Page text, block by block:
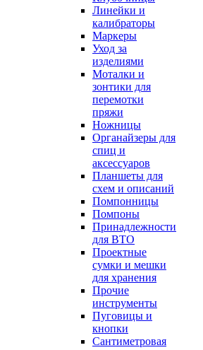
Линейки и
калибраторы
Маркеры
Уход за
изделиями
Моталки и
зонтики для
перемотки
пряжи
Ножницы
Органайзеры для
спиц и
аксессуаров
Планшеты для
схем и описаний
Помпонницы
Помпоны
Принадлежности
для ВТО
Проектные
сумки и мешки
для хранения
Прочие
инструменты
Пуговицы и
кнопки
Сантиметровая